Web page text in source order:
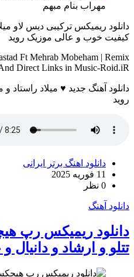
دانلود ریمیکس ترکیبی دیس لاو
کیفیت خوب و عالی موزیک روید
Ft Mehrab Mobeham | Remix
Direct Links in Music-Roid.iR
دانلود آهنگ جدید ♥ میلاد راستاد
روید
دانلود اهنگ برتر ایرانی
11 فوریه 2025
0 نظر
دانلود آهنگ
دانلود ریمیکس رپ
تتلو و ارشاد و دانیال